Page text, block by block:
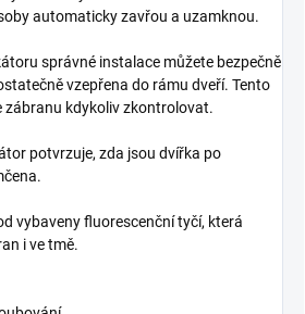
automaticky zavřou a uzamknou.
správné instalace můžete bezpečně
vzepřena do rámu dveří. Tento
zábranu kdykoliv zkontrolovat.
potvrzuje, zda jsou dvířka po
vybaveny fluorescenční tyčí, která
i ve tmě.